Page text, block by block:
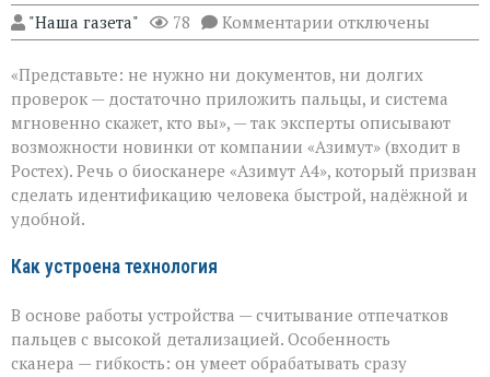
"Наша газета" 78 Комментарии к
записи
личность
подтвердят
за
секунды»:
новый
биосканер
от
«Азимута»
отключены
«Представьте: не нужно ни документов, ни долгих
проверок — достаточно приложить пальцы, и система
мгновенно скажет, кто вы», — так эксперты описывают
возможности новинки от компании «Азимут» (входит в
Ростех). Речь о биосканере «Азимут А4», который призван
сделать идентификацию человека быстрой, надёжной и
удобной.
Как устроена технология
В основе работы устройства — считывание отпечатков
пальцев с высокой детализацией. Особенность
сканера — гибкость: он умеет обрабатывать сразу